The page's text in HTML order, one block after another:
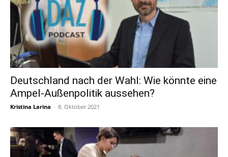
Deutschland nach der Wahl: Wie könnte eine
Ampel-Außenpolitik aussehen?
Kristina Larina - 8. Oktober 2021